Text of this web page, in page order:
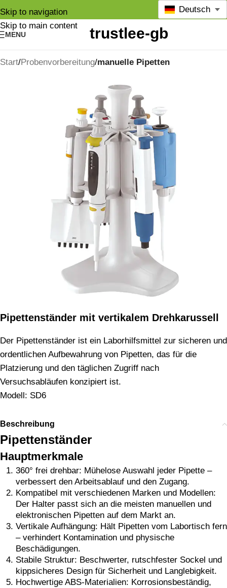
Skip to navigation
Skip to main content
MENU
Deutsch
Start Probenvorbereitung manuelle Pipetten
Pipettenständer mit vertikalem Drehkarussell
Der Pipettenständer ist ein Laborhilfsmittel zur sicheren und
ordentlichen Aufbewahrung von Pipetten, das für die
Platzierung und den täglichen Zugriff nach
Versuchsabläufen konzipiert ist.
Modell: SD6
Beschreibung
Pipettenständer
Hauptmerkmale
360° frei drehbar: Mühelose Auswahl jeder Pipette –
verbessert den Arbeitsablauf und den Zugang.
Kompatibel mit verschiedenen Marken und Modellen:
Der Halter passt sich an die meisten manuellen und
elektronischen Pipetten auf dem Markt an.
Vertikale Aufhängung: Hält Pipetten vom Labortisch fern
– verhindert Kontamination und physische
Beschädigungen.
Stabile Struktur: Beschwerter, rutschfester Sockel und
kippsicheres Design für Sicherheit und Langlebigkeit.
Hochwertige ABS-Materialien: Korrosionsbeständig,